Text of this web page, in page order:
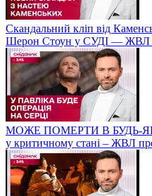
Скандальний кліп від
Шерон Стоун у СУДІ — ЖВЛ
МОЖЕ ПОМЕРТИ В БУДЬ-
у критичному стані – ЖВЛ